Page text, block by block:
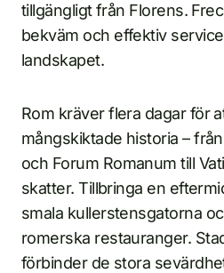
tillgängligt från Florens.
bekväm och effektiv
landskapet.
Rom kräver flera dagar för
mångskiktade historia –
och Forum Romanum till
skatter. Tillbringa en
smala kullerstensgatorna
romerska restauranger.
förbinder de stora